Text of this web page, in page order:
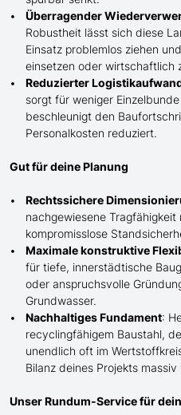
Überragender
Robustheit lässt sich diese
Einsatz problemlos ziehen
einsetzen oder wirtschaftlich
Reduzierter
sorgt für weniger
beschleunigt den
Personalkosten reduziert.
Gut für deine Planung
Rechtssichere
nachgewiesene
kompromisslose
Maximale konstruktive
für tiefe, innerstädtische
oder anspruchsvolle
Grundwasser.
Nachhaltiges Fundament:
recyclingfähigem Baustahl,
unendlich oft im
Bilanz deines Projekts
Unser Rundum-Service für